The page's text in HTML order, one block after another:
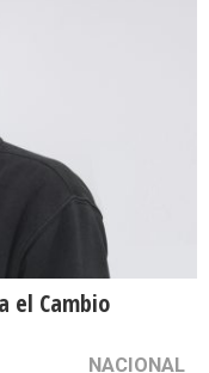
el Cambio
NACIONAL